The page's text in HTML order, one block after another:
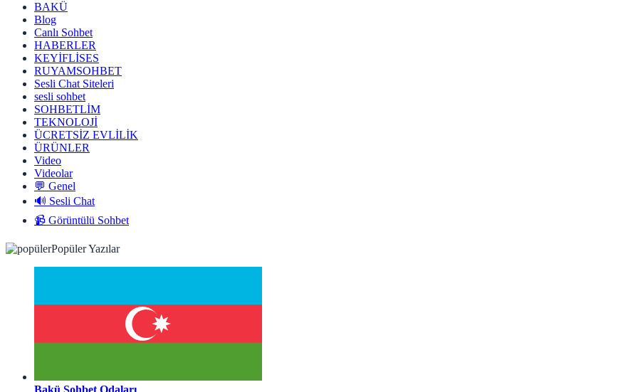
BAKÜ
Blog
Canlı Sohbet
HABERLER
KEYİFLİSES
RUYAMSOHBET
Sesli Chat Siteleri
sesli sohbet
SOHBETLİM
TEKNOLOJİ
ÜCRETSİZ EVLİLİK
ÜRÜNLER
Video
Videolar
💬 Genel
🔊 Sesli Chat
📹 Görüntülü Sohbet
Popüler Yazılar